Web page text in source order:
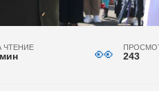
ЧТЕНИЕ
243